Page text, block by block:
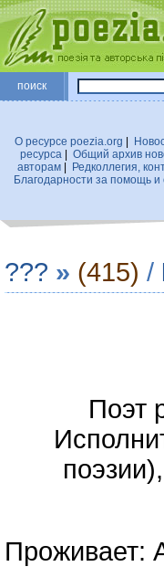
поиск
О ресурсе poezia.org
ресурса
Общий архив
авторам| Редколлегия,
Благодарности за помощь и
??? » (415) /
Поэт
Проживает: